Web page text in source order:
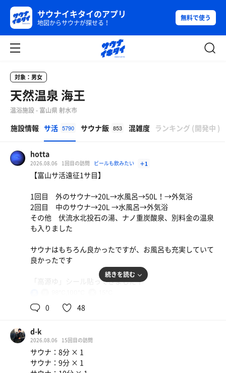
サウナイキタイのアプリ
地図からサウナが探せる！
無料で使う
対象：男女
天然温泉 海王
温浴施設 - 富山県 射水市
施設情報 サ活 5790 サウナ飯 853 混雑度 ランキング (開発中 )
hotta
2026.08.06 1回目の訪問 ビールも飲みたい ＋1
【富山サ活遠征1サ目】
1回目 外のサウナ→20L→水風呂→50L！→外気浴
2回目 中のサウナ→20L →水風呂→外気浴
その他 伏流水北投石の湯、ナノ重炭酸泉、別料金の温泉
も入りました
サウナはもちろん良かったですが、お風呂も充実していて
良かったです
「高源ゆ」シール貼ってきました！
詳細は後ほど
続きを読む
0 48
d-k
2026.08.06 15回目の訪問
サウナ：8分 × 1
サウナ：9分 × 1